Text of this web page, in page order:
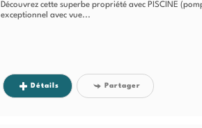
Découvrez cette superbe propriété avec PISCINE
exceptionnel avec vue...
Détails Partager